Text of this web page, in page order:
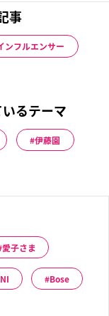
事
ンフルエンサー
るテーマ
伊藤園
愛子さま
Bose